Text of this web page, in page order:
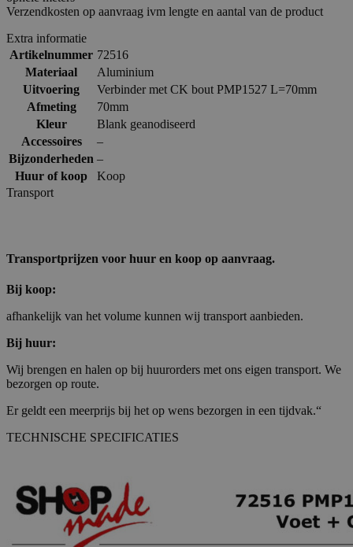
Verzendkosten op aanvraag ivm lengte en aantal van de product
Extra informatie
Artikelnummer 72516
Materiaal
Aluminium
Uitvoering
Verbinder met CK bout PMP1527 L=70mm
Afmeting
70mm
Kleur
Blank geanodiseerd
Accessoires
–
Bijzonderheden –
Huur of koop
Koop
Transport
Transportprijzen voor huur en koop op aanvraag.
Bij koop:
afhankelijk van het volume kunnen wij transport aanbieden.
Bij huur:
Wij brengen en halen op bij huurorders met ons eigen transport. We
bezorgen op route.
Er geldt een meerprijs bij het op wens bezorgen in een tijdvak.“
TECHNISCHE SPECIFICATIES